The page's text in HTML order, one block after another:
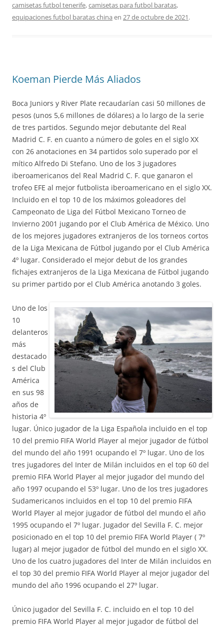
camisetas futbol tenerife,camisetas para futbol baratas,
equipaciones futbol baratas china en 27 de octubre de 2021.
Koeman Pierde Más Aliados
Boca Juniors y River Plate recaudarían casi 50 millones de
pesos (unos 5,6 millones de dólares) a lo largo de la serie
de tres partidos. Segundo mejor debutante del Real
Madrid C. F. en cuanto a número de goles en el siglo XX
con 26 anotaciones en 34 partidos solo superado por el
mítico Alfredo Di Stefano. Uno de los 3 jugadores
iberoamericanos del Real Madrid C. F. que ganaron el
trofeo EFE al mejor futbolista iberoamericano en el siglo XX.
Incluido en el top 10 de los máximos goleadores del
Campeonato de Liga del Fútbol Mexicano Torneo de
Invierno 2001 jugando por el Club América de México. Uno
de los mejores jugadores extranjeros de los torneos cortos
de la Liga Mexicana de Fútbol jugando por el Club América
4º lugar. Considerado el mejor debut de los grandes
fichajes extranjeros de la Liga Mexicana de Fútbol jugando
su primer partido por el Club América anotando 3 goles.
Uno de los
10
delanteros
más
destacado
s del Club
América
en sus 98
años de
historia 4º
lugar. Único jugador de la Liga Española incluido en el top
10 del premio FIFA World Player al mejor jugador de fútbol
del mundo del año 1991 ocupando el 7º lugar. Uno de los
tres jugadores del Inter de Milán incluidos en el top 60 del
premio FIFA World Player al mejor jugador del mundo del
año 1997 ocupando el 53º lugar. Uno de los tres jugadores
Sudamericanos incluidos en el top 10 del premio FIFA
World Player al mejor jugador de fútbol del mundo el año
1995 ocupando el 7º lugar. Jugador del Sevilla F. C. mejor
posicionado en el top 10 del premio FIFA World Player ( 7º
lugar) al mejor jugador de fútbol del mundo en el siglo XX.
Uno de los cuatro jugadores del Inter de Milán incluidos en
el top 30 del premio FIFA World Player al mejor jugador del
mundo del año 1996 ocupando el 27º lugar.
Único jugador del Sevilla F. C. incluido en el top 10 del
premio FIFA World Player al mejor jugador de fútbol del